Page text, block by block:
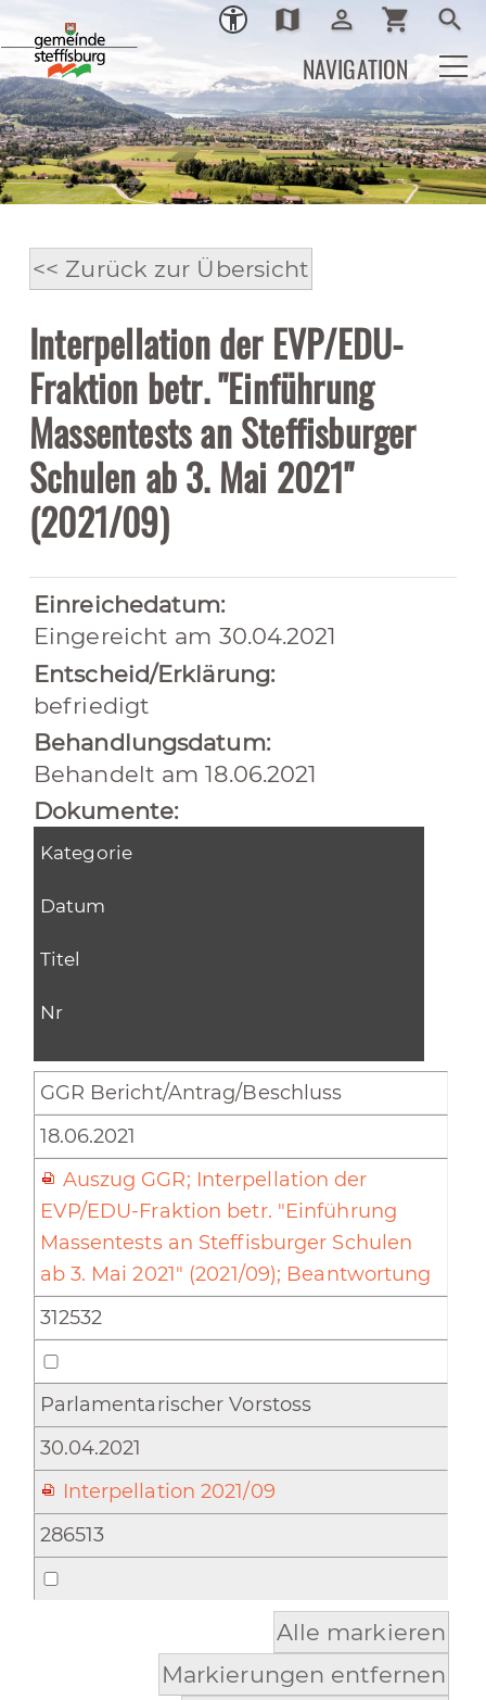
Ortsplan
map Login
person_outline shopping_cart search
NAVIGATION
<< Zurück zur Übersicht
Interpellation der EVP/EDU-
Fraktion betr. "Einführung
Massentests an Steffisburger
Schulen ab 3. Mai 2021"
(2021/09)
Einreichedatum:
Eingereicht am 30.04.2021
Entscheid/Erklärung:
befriedigt
Behandlungsdatum:
Behandelt am 18.06.2021
Dokumente:
Kategorie
Datum
Titel
Nr
GGR Bericht/Antrag/Beschluss
18.06.2021
Auszug GGR; Interpellation der
EVP/EDU-Fraktion betr. "Einführung
Massentests an Steffisburger Schulen
ab 3. Mai 2021" (2021/09); Beantwortung
312532
Parlamentarischer Vorstoss
30.04.2021
Interpellation 2021/09
286513
Alle markieren
Markierungen entfernen